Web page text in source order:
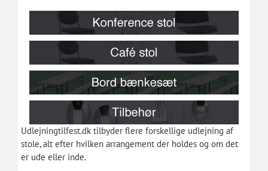
Udlejningtilfest.dk tilbyder flere forskellige udlejning af
stole, alt efter hvilken arrangement der holdes og om det
er ude eller inde.